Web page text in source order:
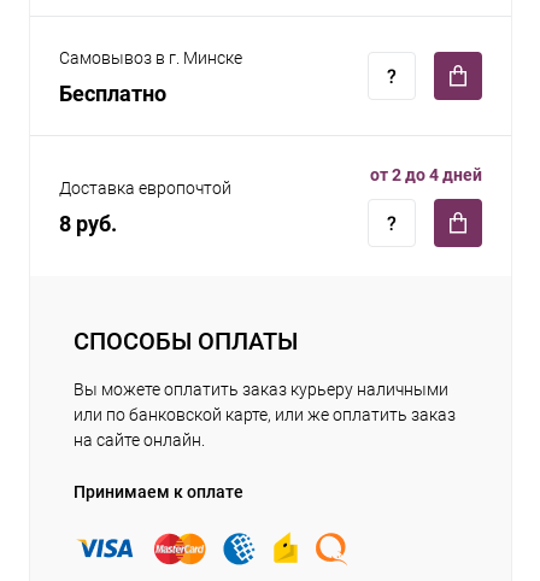
Самовывоз в г. Минске
Бесплатно
Доставка европочтой
8 руб.
от 2 до 4 дней
СПОСОБЫ ОПЛАТЫ
Вы можете оплатить заказ курьеру наличными
или по банковской карте, или же оплатить заказ
на сайте онлайн.
Принимаем к оплате